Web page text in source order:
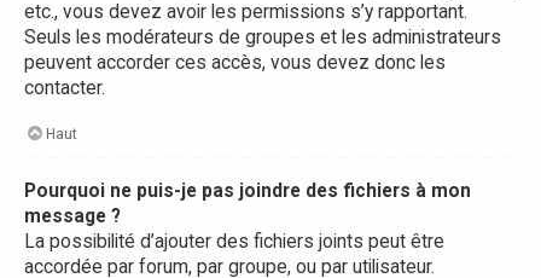
etc., vous devez avoir les permissions s’y rapportant.
Seuls les modérateurs de groupes et les administrateurs
peuvent accorder ces accès, vous devez donc les
contacter.
Haut
Pourquoi ne puis-je pas joindre des fichiers à mon
message ?
La possibilité d’ajouter des fichiers joints peut être
accordée par forum, par groupe, ou par utilisateur.